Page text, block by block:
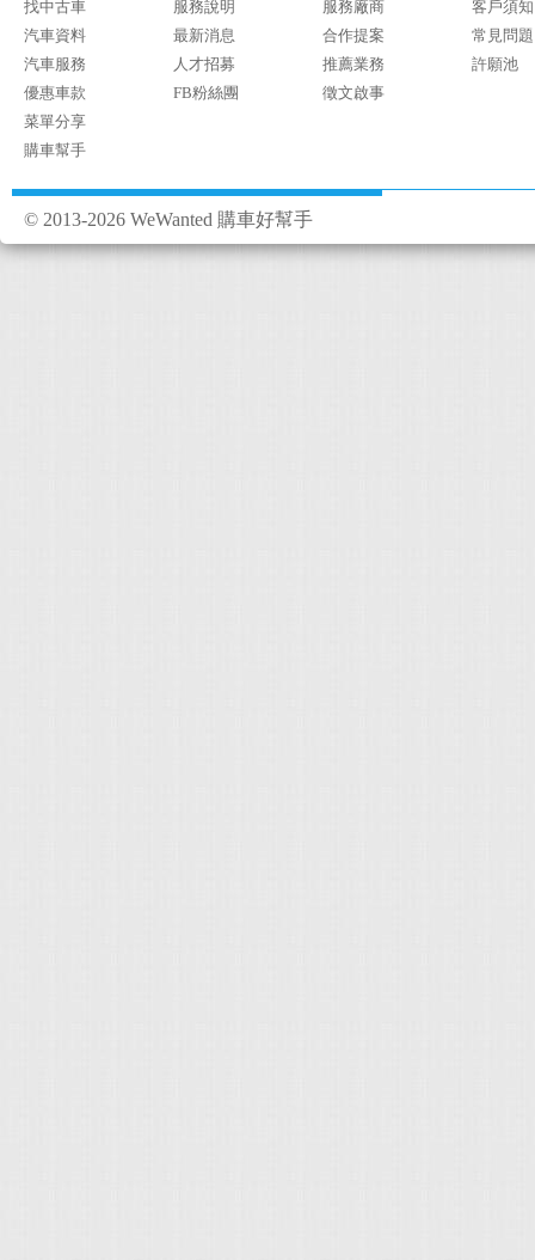
找中古車
汽車資料
汽車服務
優惠車款
菜單分享
購車幫手
服務說明
最新消息
人才招募
FB粉絲團
服務廠商
合作提案
推薦業務
徵文啟事
客戶須知
常見問題
許願池
© 2013-2026 WeWanted 購車好幫手